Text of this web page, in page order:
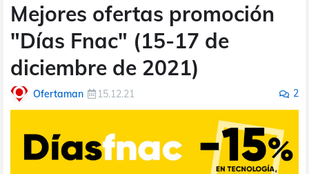
Mejores ofertas promoción
"Días Fnac" (15-17 de
diciembre de 2021)
Ofertaman 15.12.21 2